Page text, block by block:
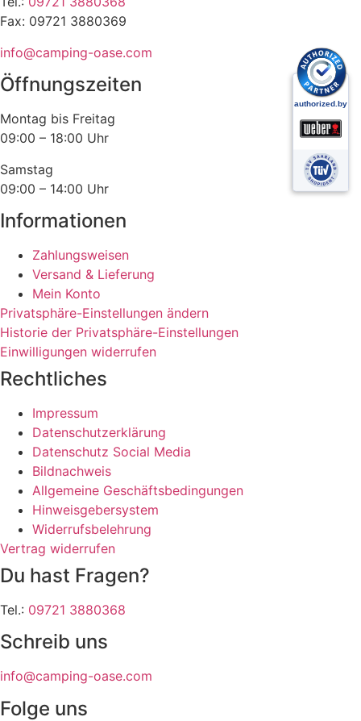
Fax: 09721 3880369
info@camping-oase.com
Öffnungszeiten
Montag bis Freitag
09:00 – 18:00 Uhr
Samstag
09:00 – 14:00 Uhr
Informationen
Zahlungsweisen
Versand & Lieferung
Mein Konto
Privatsphäre-Einstellungen ändern
Historie der Privatsphäre-Einstellungen
Einwilligungen widerrufen
Rechtliches
Impressum
Datenschutzerklärung
Datenschutz Social Media
Bildnachweis
Allgemeine Geschäftsbedingungen
Hinweisgebersystem
Widerrufsbelehrung
Vertrag widerrufen
Du hast Fragen?
Tel.: 09721 3880368
Schreib uns
info@camping-oase.com
Folge uns